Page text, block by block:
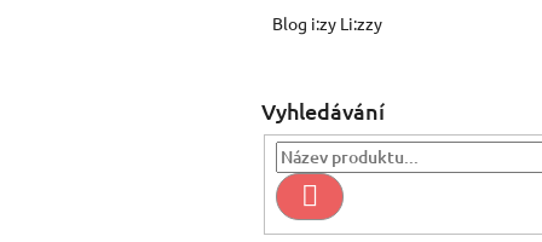
Blog i:zy Li:zzy
Vyhledávání
Hledat